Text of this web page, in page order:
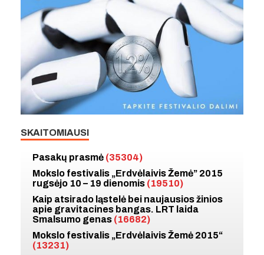
SKAITOMIAUSI
Pasakų prasmė (35304)
Mokslo festivalis „Erdvėlaivis Žemė” 2015
rugsėjo 10 – 19 dienomis (19510)
Kaip atsirado ląstelė bei naujausios žinios
apie gravitacines bangas. LRT laida
Smalsumo genas (16682)
Mokslo festivalis „Erdvėlaivis Žemė 2015“
(13231)